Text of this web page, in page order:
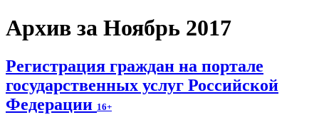
Архив за Ноябрь 2017
Регистрация граждан на портале
государственных услуг Российской
Федерации 16+